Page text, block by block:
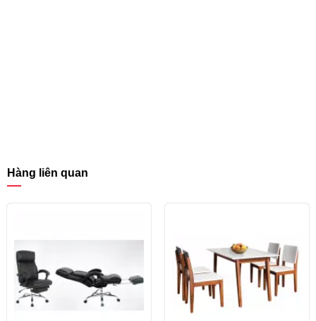
Hàng liên quan